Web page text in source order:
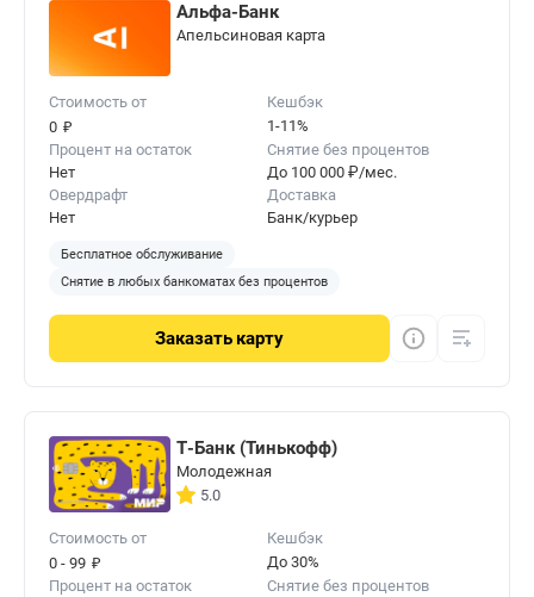
Альфа-Банк
Апельсиновая карта
Стоимость от
0 ₽
Кешбэк
1-11%
Процент на остаток
Нет
Снятие без процентов
До 100 000 ₽/мес.
Овердрафт
Нет
Доставка
Банк/курьер
Бесплатное обслуживание
Снятие в любых банкоматах без процентов
Заказать карту
Т-Банк (Тинькофф)
Молодежная
5.0
Стоимость от
0 - 99 ₽
Кешбэк
До 30%
Процент на остаток
Снятие без процентов